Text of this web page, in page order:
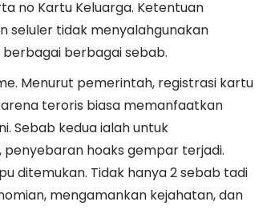
no Kartu Keluarga. Ketentuan
seluler tidak menyalahgunakan
berbagai sebab.
Menurut pemerintah, registrasi kartu
teroris biasa memanfaatkan
Sebab kedua ialah untuk
penyebaran hoaks gempar terjadi.
ditemukan. Tidak hanya 2 sebab tadi
mengamankan kejahatan, dan